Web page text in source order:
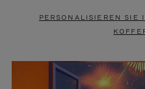
DRÜCKEN
ZUM
PERSONALISIEREN SIE